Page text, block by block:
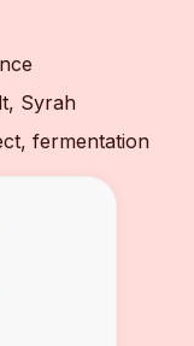
Syrah
fermentation
salades